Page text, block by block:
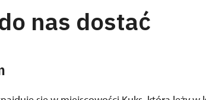
nas dostać